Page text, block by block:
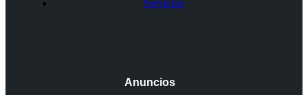
Servicios
Anuncios